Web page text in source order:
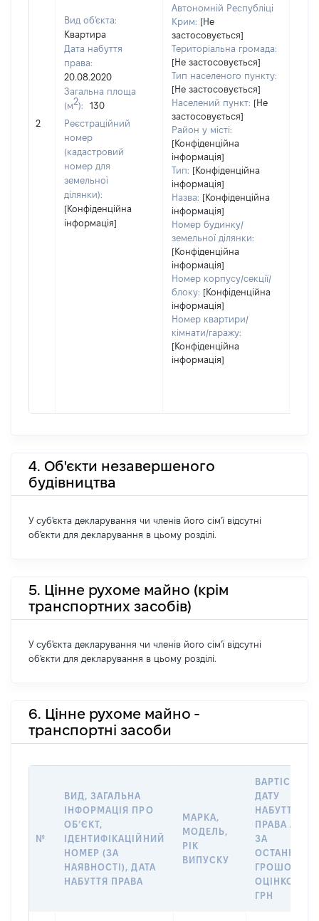
2
Вид об'єкта:
Квартира
Дата набуття
права:
20.08.2020
Загальна площа
(м2):
130
Реєстраційний
номер
(кадастровий
номер для
земельної
ділянки):
[Конфіденційна
інформація]
Автономній Республіці
Крим: [Не
застосовується]
Територіальна громада:
[Не застосовується]
Тип населеного пункту:
[Не застосовується]
Населений пункт: [Не
застосовується]
Район у місті:
[Конфіденційна
інформація]
Тип: [Конфіденційна
інформація]
Назва: [Конфіденційна
інформація]
Номер будинку/
земельної ділянки:
[Конфіденційна
інформація]
Номер корпусу/секції/
блоку: [Конфіденційна
інформація]
Номер квартири/
кімнати/гаражу:
[Конфіденційна
інформація]
4. Об'єкти незавершеного
будівництва
У суб'єкта декларування чи членів його сім'ї відсутні
об'єкти для декларування в цьому розділі.
5. Цінне рухоме майно (крім
транспортних засобів)
У суб'єкта декларування чи членів його сім'ї відсутні
об'єкти для декларування в цьому розділі.
6. Цінне рухоме майно -
транспортні засоби
№
ВИД, ЗАГАЛЬНА
ІНФОРМАЦІЯ ПРО
ОБʼЄКТ,
ІДЕНТИФІКАЦІЙНИЙ
НОМЕР (ЗА
НАЯВНОСТІ), ДАТА
НАБУТТЯ ПРАВА
МАРКА,
МОДЕЛЬ,
РІК
ВИПУСКУ
ВАРТІСТЬ НА
ДАТУ
НАБУТТЯ
ПРАВА АБО
ЗА
ГРОШОВОЮ
ОЦІНКОЮ,
ГРН